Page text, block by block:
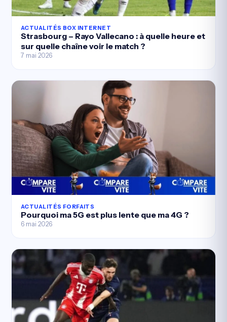
ACTUALITÉS BOX INTERNET
Strasbourg – Rayo Vallecano : à quelle heure et
sur quelle chaîne voir le match ?
7 mai 2026
ACTUALITÉS FORFAITS
Pourquoi ma 5G est plus lente que ma 4G ?
6 mai 2026